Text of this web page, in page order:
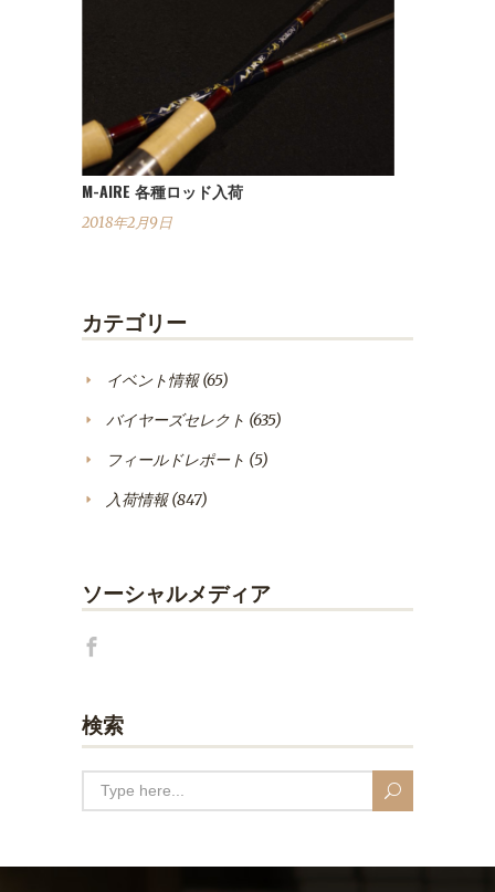
M-AIRE 各種ロッド入荷
2018年2月9日
カテゴリー
イベント情報(65)
バイヤーズセレクト (635)
フィールドレポート (5)
入荷情報(847)
ソーシャルメディア
検索